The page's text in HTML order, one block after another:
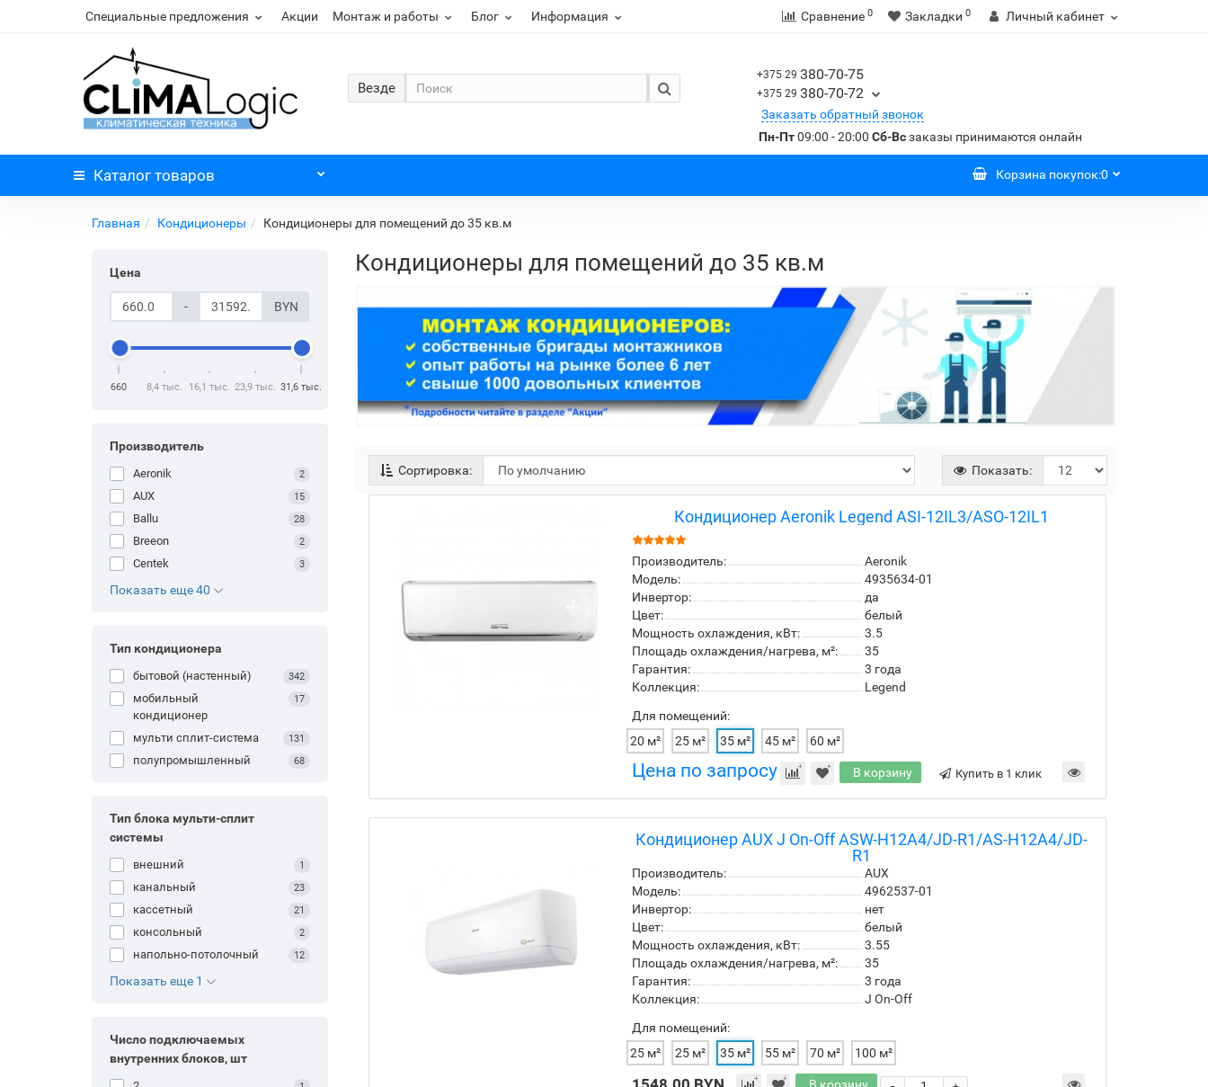
Специальные предложения Акции Монтаж и работы Блог Информация Сравнение 0 Закладки 0 Личный кабинет
Везде
+375 29 380-70-75
+375 29 380-70-72
Заказать обратный звонок
Пн-Пт09:00 - 20:00 Сб-Всзаказы принимаются онлайн
Каталог товаров Корзина покупок:0
Главная Кондиционеры Кондиционеры для помещений до 35 кв.м
Цена
- BYN
660 8,4 тыс. 16,1 тыс. 23,9 тыс. 31,6 тыс.
Производитель
Aeronik 2
AUX 15
Ballu 28
Breeon 2
Centek 3
Показать еще 40
Тип кондиционера
бытовой (настенный) 342
мобильный
кондиционер
17
мульти сплит-система 131
полупромышленный 68
Тип блока мульти-сплит
системы
внешний 1
канальный 23
кассетный 21
консольный 2
напольно-потолочный 12
Показать еще 1
Число подключаемых
внутренних блоков, шт
Кондиционеры для помещений до 35 кв.м
Сортировка: Показать:
Кондиционер Aeronik Legend ASI-12IL3/ASO-12IL1
Производитель:
Aeronik
Модель:
4935634-01
Инвертор:
да
Цвет:
белый
Мощность охлаждения, кВт:
3.5
Площадь охлаждения/нагрева, м²:
35
Гарантия:
3 года
Коллекция:
Legend
Для помещений:
20 м²
25 м² 35 м² 45 м² 60 м²
Цена по запросу В корзину Купить в 1 клик
Кондиционер AUX J On-Off ASW-H12A4/JD-R1/AS-H12A4/JD-
R1
Производитель:
AUX
Модель:
4962537-01
Инвертор:
нет
Цвет:
белый
Мощность охлаждения, кВт:
3.55
Площадь охлаждения/нагрева, м²:
35
Гарантия:
3 года
Коллекция:
J On-Off
Для помещений:
25 м²
25 м² 35 м² 55 м² 70 м² 100 м²